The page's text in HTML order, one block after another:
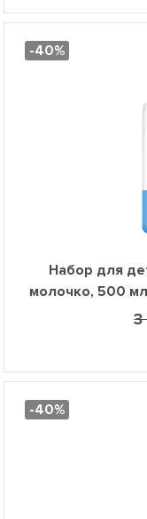
-40%
Набор для
молочко, 500
-40%